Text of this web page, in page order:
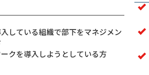
している組織で部下をマネジメン
クを導入しようとしている方